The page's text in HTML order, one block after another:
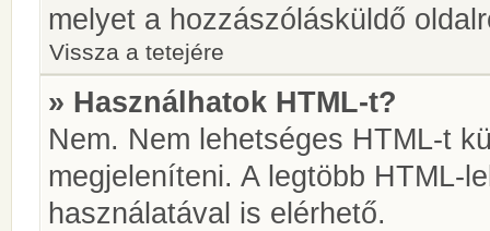
melyet a hozzászólásküldő
Vissza a tetejére
» Használhatok HTML-t?
Nem. Nem lehetséges HTML-t
megjeleníteni. A legtöbb HTML-
használatával is elérhető.